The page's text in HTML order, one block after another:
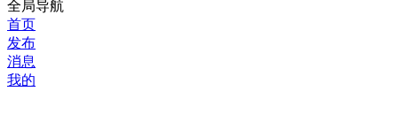
全局导航
首页
发布
消息
我的